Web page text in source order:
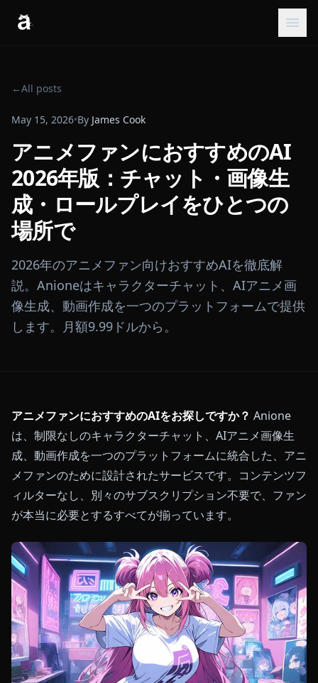
←All posts
May 15, 2026•By James Cook
アニメファンにおすすめのAI
2026年版：チャット・画像生
成・ロールプレイをひとつの
場所で
2026年のアニメファン向けおすすめAIを徹底解
説。Anioneはキャラクターチャット、AIアニメ画
像生成、動画作成を一つのプラットフォームで提供
します。月額9.99ドルから。
アニメファンにおすすめのAIをお探しですか？ Anione
は、制限なしのキャラクターチャット、AIアニメ画像生
成、動画作成を一つのプラットフォームに統合した、アニ
メファンのために設計されたサービスです。コンテンツフ
ィルターなし、別々のサブスクリプション不要で、ファン
が本当に必要とするすべてが揃っています。